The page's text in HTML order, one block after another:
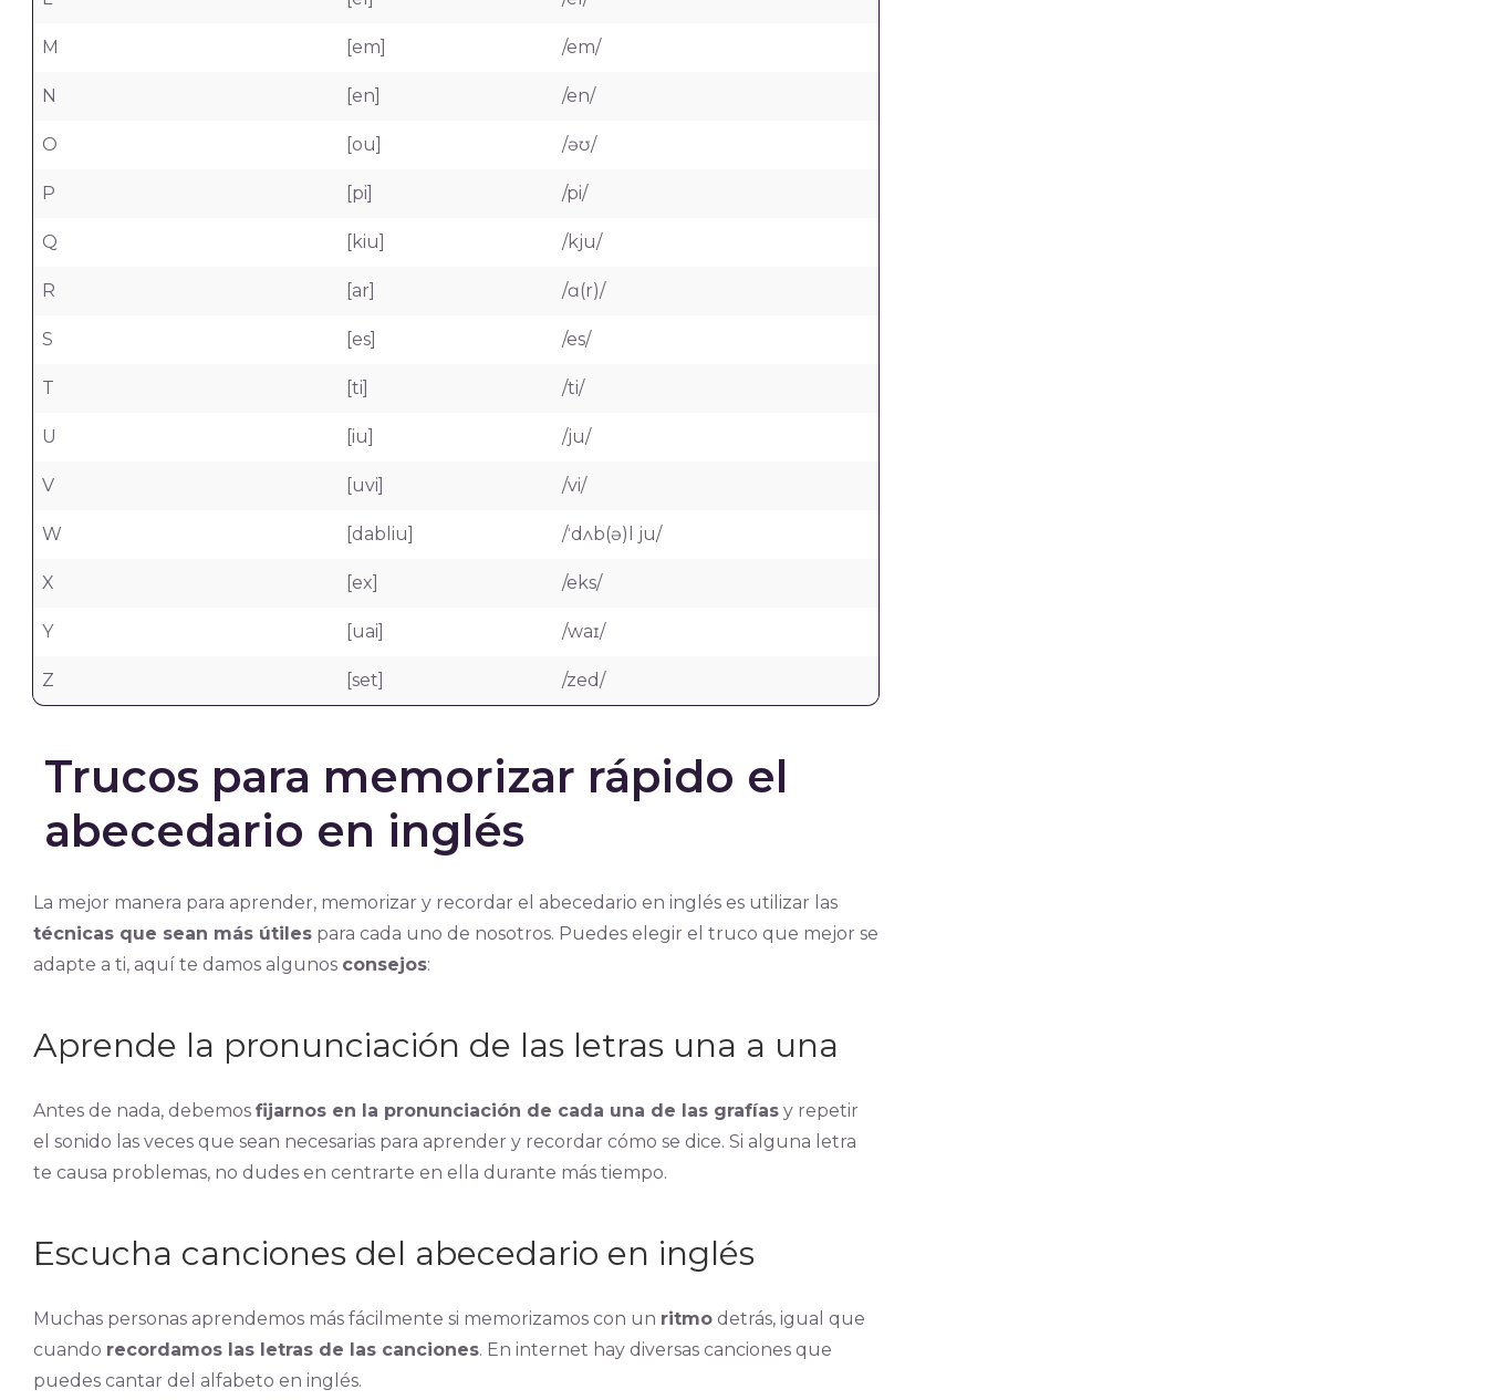
M [em] /em/
N [en] /en/
O [ou] /əʊ/
P [pi] /pi/
Q [kiu] /kju/
R [ar] /ɑ(r)/
S [es] /es/
T [ti] /ti/
U [iu] /ju/
V [uvi] /vi/
W [dabliu] /ˈdʌb(ə)l ju/
X [ex] /eks/
Y [uai] /waɪ/
Z [set] /zed/
Trucos para memorizar rápido el
abecedario en inglés
La mejor manera para aprender, memorizar y recordar el abecedario en inglés es utilizar las
técnicas que sean más útilespara cada uno de nosotros. Puedes elegir el truco que mejor se
adapte a ti, aquí te damos algunos consejos:
Aprende la pronunciación de las letras una a una
Antes de nada, debemos fijarnos en la pronunciación de cada una de las grafíasy repetir
el sonido las veces que sean necesarias para aprender y recordar cómo se dice. Si alguna letra
te causa problemas, no dudes en centrarte en ella durante más tiempo.
Escucha canciones del abecedario en inglés
Muchas personas aprendemos más fácilmente si memorizamos con un ritmodetrás, igual que
cuando recordamos las letras de las canciones. En internet hay diversas canciones que
puedes cantar del alfabeto en inglés.